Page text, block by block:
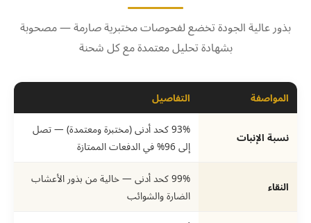
بذور عالية الجودة تخضع لفحوصات مختبرية صارمة — مصحوبة
بشهادة تحليل معتمدة مع كل شحنة
المواصفة التفاصيل
نسبة الإنبات
93% كحد أدنى (مختبرة ومعتمدة) — تصل
إلى 96% في الدفعات الممتازة
النقاء
99% كحد أدنى — خالية من بذور الأعشاب
الضارة والشوائب